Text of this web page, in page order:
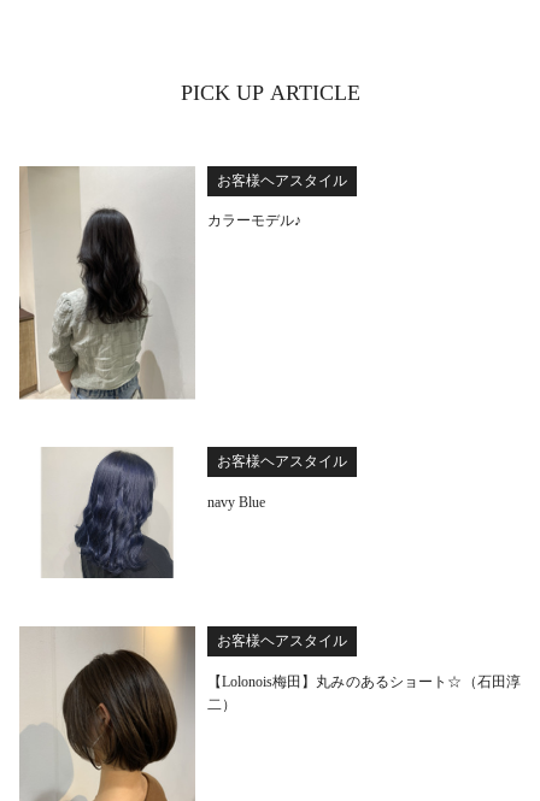
PICK UP ARTICLE
お客様ヘアスタイル
カラーモデル♪
お客様ヘアスタイル
navy Blue
お客様ヘアスタイル
【Lolonois梅田】丸みのあるショート☆（石田淳
二）